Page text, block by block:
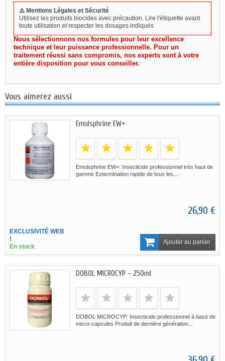
⚠️ Mentions Légales et Sécurité
Utilisez les produits biocides avec précaution. Lire l'étiquette avant
toute utilisation et respecter les dosages indiqués
Nous sélectionnons nos formules pour leur excellence
technique et leur puissance professionnelle. Pour un
traitement réussi sans compromis, nos experts sont à votre
entière disposition pour vous conseiller.
Vous aimerez aussi
Emulsphrine EW+
Emulsphrine EW+: Insecticide professionnel très haut de
gamme Extermination rapide de tous les...
26,90 €
EXCLUSIVITÉ WEB
!
En stock
Ajouter au panier
DOBOL MICROCYP - 250ml
DOBOL MICROCYP: Insecticide professionnel à base de
micro-capsules Produit de dernière génération...